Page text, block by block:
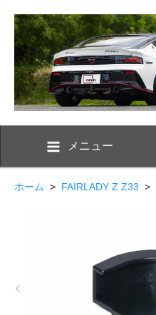
メニュー
ホーム > FAIRLADY Z Z33 >